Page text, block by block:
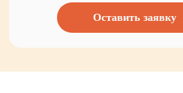
Оставить заявку